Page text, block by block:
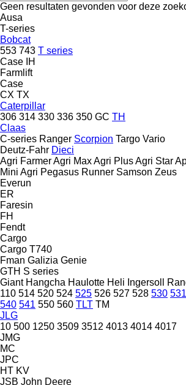
Geen resultaten gevonden voor deze
Ausa
T-series
Bobcat
553 743 T series
Case IH
Farmlift
Case
CX TX
Caterpillar
306 314 330 336 350 GC TH
Claas
C-series Ranger Scorpion Targo Vario
Deutz-Fahr Dieci
Agri FarmerAgri MaxAgri PlusAgri Star
Mini Agri Pegasus Runner Samson Zeus
Everun
ER
Faresin
FH
Fendt
Cargo
Cargo T740
Fman Galizia Genie
GTH S series
Giant Hangcha Haulotte Heli Ingersoll
110 514 520 524 525 526 527 528 530 531
540 541 550 560 TLT TM
JLG
10 500 1250 3509 3512 4013 4014 4017
JMG
MC
JPC
HT KV
JSB John Deere